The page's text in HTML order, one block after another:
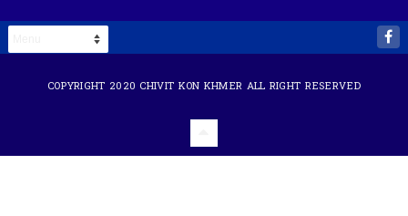
COPYRIGHT 2020 CHIVIT KON KHMER ALL RIGHT RESERVED